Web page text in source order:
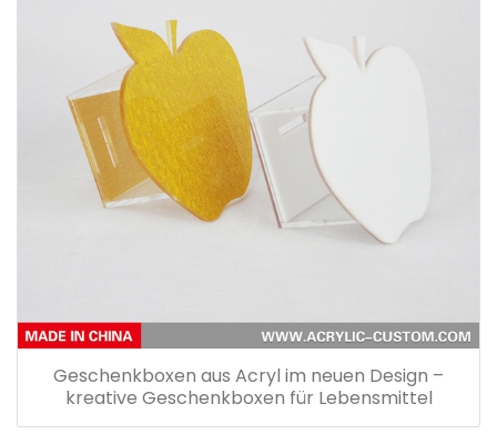
Geschenkboxen aus Acryl im neuen Design –
kreative Geschenkboxen für Lebensmittel